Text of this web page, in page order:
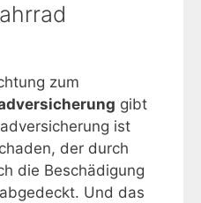
zum
gibt
ist
der durch
die Beschädigung
Und das